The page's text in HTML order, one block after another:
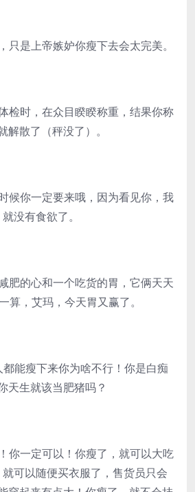
是上帝嫉妒你瘦下去会太完美。
时，在众目睽睽称重，结果你称
解散了（秤没了）。
你一定要来哦，因为看见你，我
就没有食欲了。
的心和一个吃货的胃，它俩天天
算，艾玛，今天胃又赢了。
能瘦下来你为啥不行！你是白痴
天生就该当肥猪吗？
一定可以！你瘦了，就可以大吃
可以随便买衣服了，售货员只会